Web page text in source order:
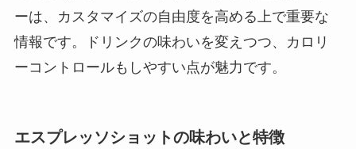
ーは、カスタマイズの自由度を高める上で重要な
情報です。ドリンクの味わいを変えつつ、カロリ
ーコントロールもしやすい点が魅力です。
エスプレッソショットの味わいと特徴